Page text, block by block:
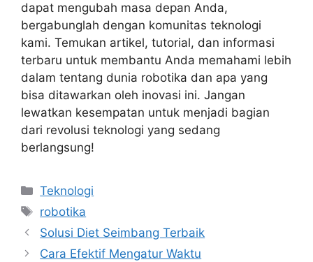
dapat mengubah masa depan Anda,
bergabunglah dengan komunitas teknologi
kami. Temukan artikel, tutorial, dan informasi
terbaru untuk membantu Anda memahami lebih
dalam tentang dunia robotika dan apa yang
bisa ditawarkan oleh inovasi ini. Jangan
lewatkan kesempatan untuk menjadi bagian
dari revolusi teknologi yang sedang
berlangsung!
Kategori
Teknologi
Tag
robotika
Solusi Diet Seimbang Terbaik
Cara Efektif Mengatur Waktu